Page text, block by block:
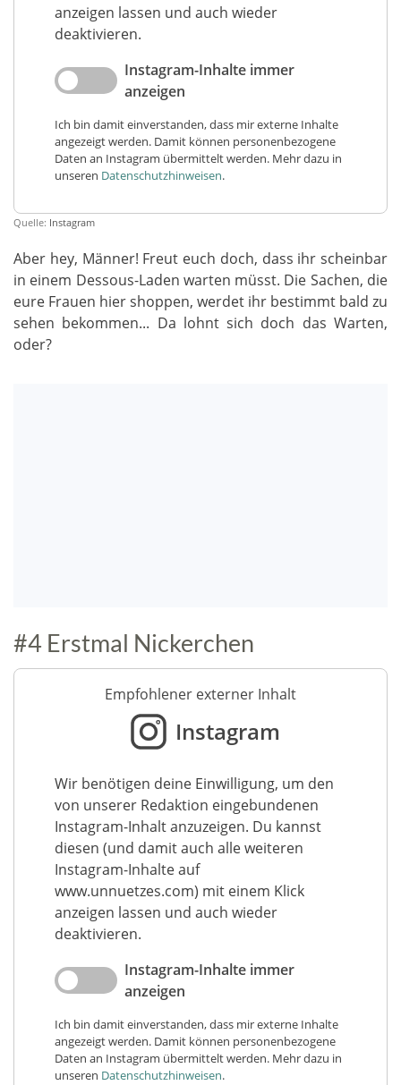
anzeigen lassen und auch wieder
deaktivieren.
Instagram-Inhalte immer
anzeigen
Ich bin damit einverstanden, dass mir externe Inhalte
angezeigt werden. Damit können personenbezogene
Daten an Instagram übermittelt werden. Mehr dazu in
unseren Datenschutzhinweisen.
Quelle: Instagram
Aber hey, Männer! Freut euch doch, dass ihr scheinbar
in einem Dessous-Laden warten müsst. Die Sachen, die
eure Frauen hier shoppen, werdet ihr bestimmt bald zu
sehen bekommen... Da lohnt sich doch das Warten,
oder?
#4 Erstmal Nickerchen
Empfohlener externer Inhalt
Instagram
Wir benötigen deine Einwilligung, um den
von unserer Redaktion eingebundenen
Instagram-Inhalt anzuzeigen. Du kannst
diesen (und damit auch alle weiteren
Instagram-Inhalte auf
www.unnuetzes.com) mit einem Klick
anzeigen lassen und auch wieder
deaktivieren.
Instagram-Inhalte immer
anzeigen
Ich bin damit einverstanden, dass mir externe Inhalte
angezeigt werden. Damit können personenbezogene
Daten an Instagram übermittelt werden. Mehr dazu in
unseren Datenschutzhinweisen.